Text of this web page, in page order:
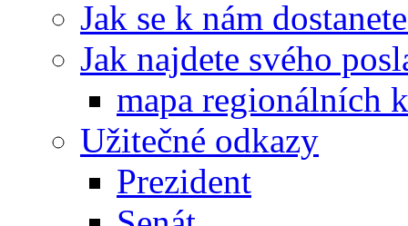
Jak se k nám
Jak najdete svého
mapa regionálních
Užitečné odkazy
Prezident